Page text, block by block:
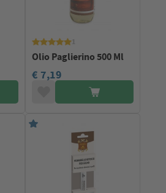
Olio Paglierino 500 Ml
€ 7,19